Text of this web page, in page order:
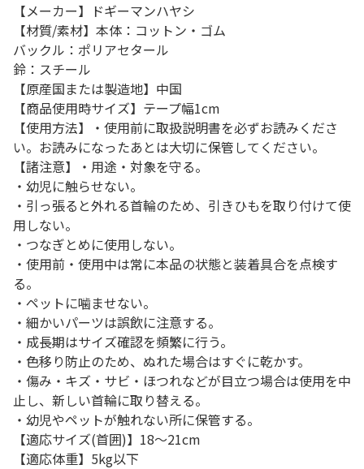
【メーカー】ドギーマンハヤシ
【材質/素材】本体：コットン・ゴム
バックル：ポリアセタール
鈴：スチール
【原産国または製造地】中国
【商品使用時サイズ】テープ幅1cm
【使用方法】・使用前に取扱説明書を必ずお読みくださ
い。お読みになったあとは大切に保管してください。
【諸注意】・用途・対象を守る。
・幼児に触らせない。
・引っ張ると外れる首輪のため、引きひもを取り付けて使
用しない。
・つなぎとめに使用しない。
・使用前・使用中は常に本品の状態と装着具合を点検す
る。
・ペットに噛ませない。
・細かいパーツは誤飲に注意する。
・成長期はサイズ確認を頻繁に行う。
・色移り防止のため、ぬれた場合はすぐに乾かす。
・傷み・キズ・サビ・ほつれなどが目立つ場合は使用を中
止し、新しい首輪に取り替える。
・幼児やペットが触れない所に保管する。
【適応サイズ(首囲)】18～21cm
【適応体重】5kg以下